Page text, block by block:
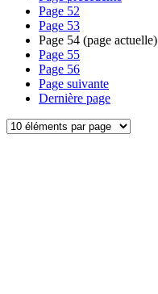
Page 52
Page 53
Page 54 (page actuelle)
Page 55
Page 56
Page suivante
Dernière page